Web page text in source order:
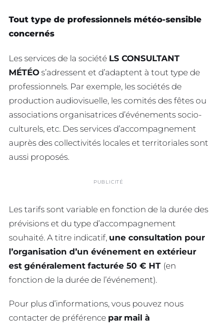
Tout type de professionnels météo-sensible
concernés
Les services de la société LS CONSULTANT
MÉTÉO s’adressent et d’adaptent à tout type de
professionnels. Par exemple, les sociétés de
production audiovisuelle, les comités des fêtes ou
associations organisatrices d’événements socio-
culturels, etc. Des services d’accompagnement
auprès des collectivités locales et territoriales sont
aussi proposés.
PUBLICITÉ
Les tarifs sont variable en fonction de la durée des
prévisions et du type d’accompagnement
souhaité. A titre indicatif, une consultation pour
l’organisation d’un événement en extérieur
est généralement facturée 50 € HT (en
fonction de la durée de l’événement).
Pour plus d’informations, vous pouvez nous
contacter de préférence par mail à